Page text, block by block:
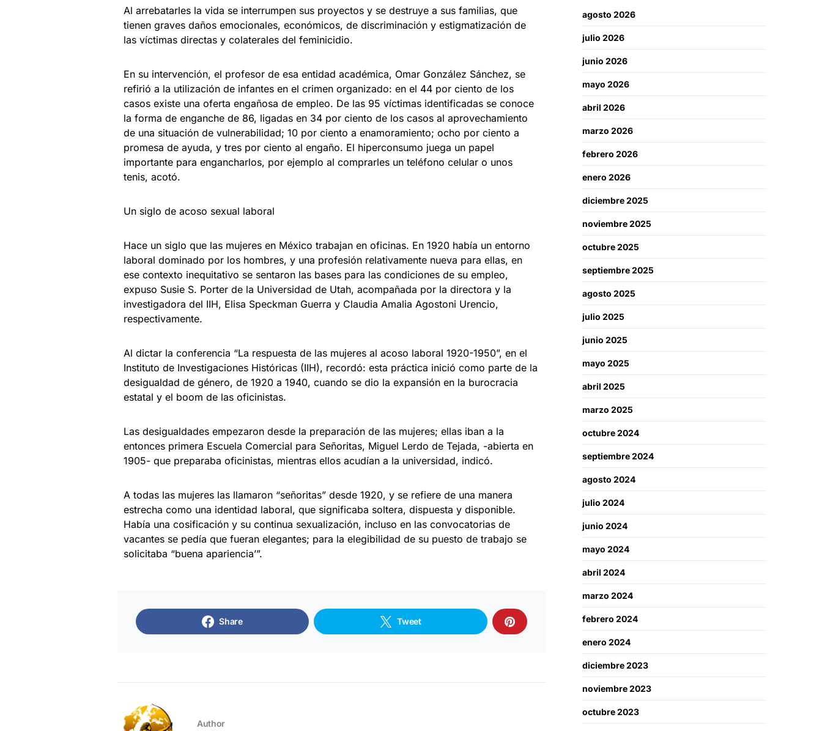
Al arrebatarles la vida se interrumpen sus proyectos y se destruye a sus familias, que
tienen graves daños emocionales, económicos, de discriminación y estigmatización de
las víctimas directas y colaterales del feminicidio.
En su intervención, el profesor de esa entidad académica, Omar González Sánchez, se
refirió a la utilización de infantes en el crimen organizado: en el 44 por ciento de los
casos existe una oferta engañosa de empleo. De las 95 víctimas identificadas se conoce
la forma de enganche de 86, ligadas en 34 por ciento de los casos al aprovechamiento
de una situación de vulnerabilidad; 10 por ciento a enamoramiento; ocho por ciento a
promesa de ayuda, y tres por ciento al engaño. El hiperconsumo juega un papel
importante para engancharlos, por ejemplo al comprarles un teléfono celular o unos
tenis, acotó.
Un siglo de acoso sexual laboral
Hace un siglo que las mujeres en México trabajan en oficinas. En 1920 había un entorno
laboral dominado por los hombres, y una profesión relativamente nueva para ellas, en
ese contexto inequitativo se sentaron las bases para las condiciones de su empleo,
expuso Susie S. Porter de la Universidad de Utah, acompañada por la directora y la
investigadora del IIH, Elisa Speckman Guerra y Claudia Amalia Agostoni Urencio,
respectivamente.
Al dictar la conferencia “La respuesta de las mujeres al acoso laboral 1920-1950”, en el
Instituto de Investigaciones Históricas (IIH), recordó: esta práctica inició como parte de la
desigualdad de género, de 1920 a 1940, cuando se dio la expansión en la burocracia
estatal y el boom de las oficinistas.
Las desigualdades empezaron desde la preparación de las mujeres; ellas iban a la
entonces primera Escuela Comercial para Señoritas, Miguel Lerdo de Tejada, -abierta en
1905- que preparaba oficinistas, mientras ellos acudían a la universidad, indicó.
A todas las mujeres las llamaron “señoritas” desde 1920, y se refiere de una manera
estrecha como una identidad laboral, que significaba soltera, dispuesta y disponible.
Había una cosificación y su continua sexualización, incluso en las convocatorias de
vacantes se pedía que fueran elegantes; para la elegibilidad de su puesto de trabajo se
solicitaba “buena apariencia’”.
Share Tweet
Author
agosto 2026
julio 2026
junio 2026
mayo 2026
abril 2026
marzo 2026
febrero 2026
enero 2026
diciembre 2025
noviembre 2025
octubre 2025
septiembre 2025
agosto 2025
julio 2025
junio 2025
mayo 2025
abril 2025
marzo 2025
octubre 2024
septiembre 2024
agosto 2024
julio 2024
junio 2024
mayo 2024
abril 2024
marzo 2024
febrero 2024
enero 2024
diciembre 2023
noviembre 2023
octubre 2023